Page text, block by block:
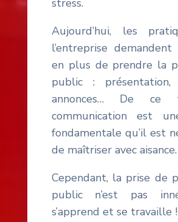
stress.
Aujourd’hui, les
l’entreprise
en plus de prendre la
public : présentation,
annonces… De ce
communication est
fondamentale qu’il est
de maîtriser avec aisance.
Cependant, la prise de
public n’est pas
s’apprend et se travaille !